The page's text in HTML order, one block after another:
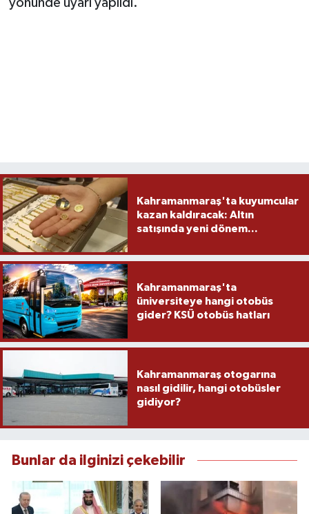
Kahramanmaraş'ta kuyumcular
kazan kaldıracak: Altın
satışında yeni dönem...
Kahramanmaraş'ta
üniversiteye hangi otobüs
gider? KSÜ otobüs hatları
Kahramanmaraş otogarına
nasıl gidilir, hangi otobüsler
gidiyor?
Bunlar da ilginizi çekebilir